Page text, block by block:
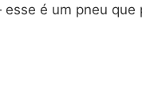
é um pneu